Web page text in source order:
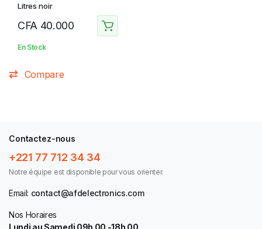
Litres noir
CFA 40.000
En Stock
Compare
Contactez-nous
+221 77 712 34 34
Notre équipe est disponible pour vous orienter.
Email: contact@afdelectronics.com
Nos Horaires
Lundi au Samedi 09h 00 -18h 00